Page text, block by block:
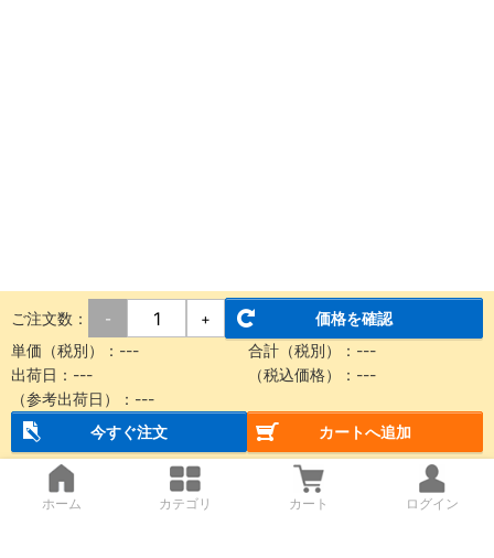
ご注文数： - +
価格を確認
単価（税別）： --- 合計（税別）： ---
出荷日： --- （税込価格）： ---
（参考出荷日）： ---
今すぐ注文
カートへ追加
ホーム カテゴリ カート ログイン